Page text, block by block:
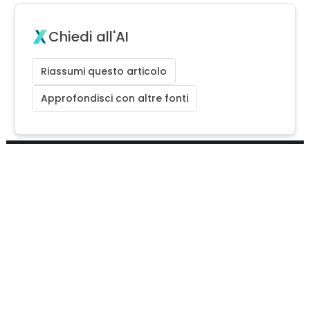
Chiedi all'AI
Riassumi questo articolo
Approfondisci con altre fonti